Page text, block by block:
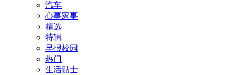
汽车
心事家事
精选
特辑
早报校园
热门
生活贴士